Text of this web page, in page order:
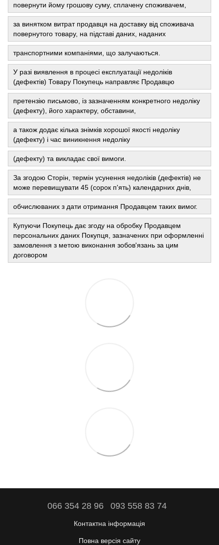
повернути йому грошову суму, сплачену споживачем,
за винятком витрат продавця на доставку від споживача
повернутого товару, на підставі даних, наданих
транспортними компаніями, що залучаються.
У разі виявлення в процесі експлуатації недоліків
(дефектів) Товару Покупець направляє Продавцю
претензію письмово, із зазначенням конкретного недоліку
(дефекту), його характеру, обставини,
а також додає кілька знімків хорошої якості недоліку
(дефекту) і час виникнення недоліку
(дефекту) та викладає свої вимоги.
За згодою Сторін, термін усунення недоліків (дефектів) не
може перевищувати 45 (сорок п'ять) календарних днів,
обчислюваних з дати отримання Продавцем таких вимог.
Купуючи Покупець дає згоду на обробку Продавцем
персональних даних Покупця, зазначених при оформленні
замовлення з метою виконання зобов'язань за цим
договором
066 354 28 96 093 558 83 74
Контактна інформація
Повна версія сайту